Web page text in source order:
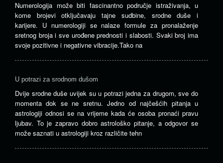
Numerologija može biti fascinantno područje istraživanja, u
kome brojevi otključavaju tajne sudbine, srodne duše i
karijere. U numerologiji se nalaze formule za pronalaženje
sretnog broja i sve urođene prednosti i slabosti. Svaki broj ima
svoje pozitivne i negativne vibracije.Tako na
U potrazi za srodnom dušom
Dvije srodne duše uvijek su u potrazi jedna za drugom, sve do
momenta dok se ne sretnu. Jedno od najčešćih pitanja u
astrologiji odnosi se na vrijeme kada će osoba pronaći pravu
ljubav. To je zapravo dobro astrološko pitanje, a odgovor se
može saznati u astrologiji kroz različite tehn